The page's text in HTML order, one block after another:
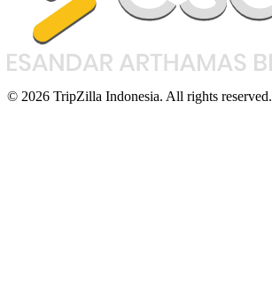
© 2026 TripZilla Indonesia. All rights reserved.